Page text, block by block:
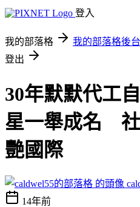
登入
我的部落格 我的部落格後台
登出
30年默默代工
星一舉成名
艷國際
14年前